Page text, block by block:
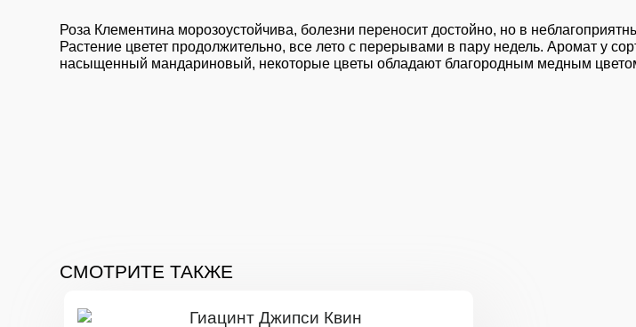
Роза Клементина морозоустойчива, болезни переносит достойно, но в
Растение цветет продолжительно, все лето с перерывами в пару недель. Аромат у
насыщенный мандариновый, некоторые цветы обладают благородным медным
СМОТРИТЕ ТАКЖЕ